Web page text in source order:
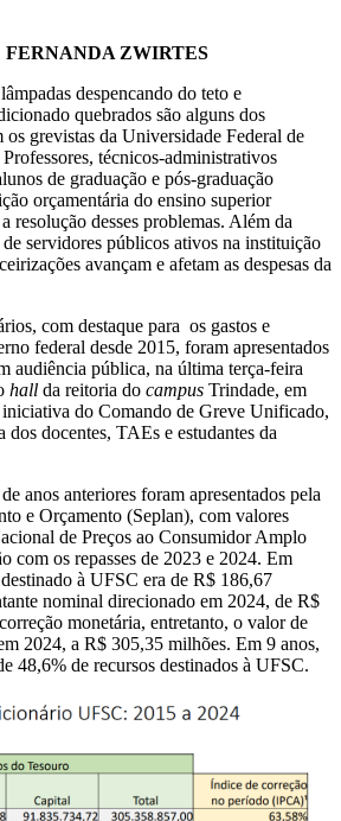
ZWIRTES
despencando do teto e
quebrados são alguns dos
grevistas da Universidade Federal de
técnicos-administrativos
de graduação e pós-graduação
orçamentária do ensino superior
resolução desses problemas. Além da
servidores públicos ativos na instituição
avançam e afetam as despesas da
com destaque para os gastos e
federal desde 2015, foram apresentados
audiência pública, na última terça-feira
hall da reitoria do campus Trindade, em
do Comando de Greve Unificado,
dos docentes, TAEs e estudantes da
anos anteriores foram apresentados pela
e Orçamento (Seplan), com valores
de Preços ao Consumidor Amplo
com os repasses de 2023 e 2024. Em
à UFSC era de R$ 186,67
nominal direcionado em 2024, de R$
monetária, entretanto, o valor de
2024, a R$ 305,35 milhões. Em 9 anos,
48,6% de recursos destinados à UFSC.